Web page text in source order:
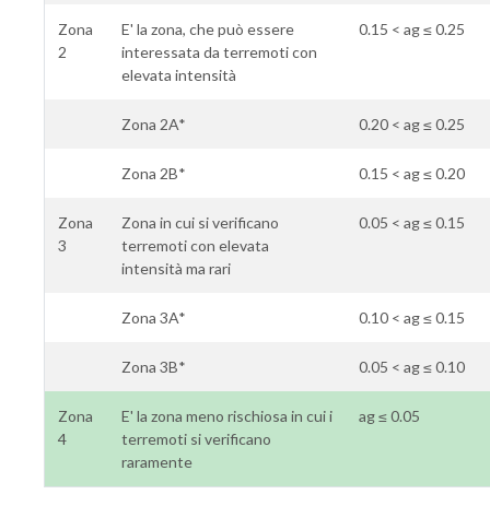
Zona
2
E' la zona, che può essere
interessata da terremoti con
elevata intensità
0.15 < ag ≤ 0.25
Zona 2A* 0.20 < ag ≤ 0.25
Zona 2B* 0.15 < ag ≤ 0.20
Zona
3
Zona in cui si verificano
terremoti con elevata
intensità ma rari
0.05 < ag ≤ 0.15
Zona 3A* 0.10 < ag ≤ 0.15
Zona 3B* 0.05 < ag ≤ 0.10
Zona
4
E' la zona meno rischiosa in cui i
terremoti si verificano
raramente
ag ≤ 0.05